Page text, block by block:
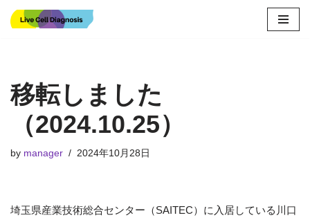
ン
ツ
キ
移転しました
（2024.10.25）
by manager 2024年10月28日
埼玉県産業技術総合センター（SAITEC）に入居している川口